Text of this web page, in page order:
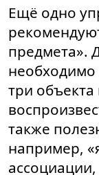
Ещё одно
предмета».
необходимо
три
также
например,
ассоциации,